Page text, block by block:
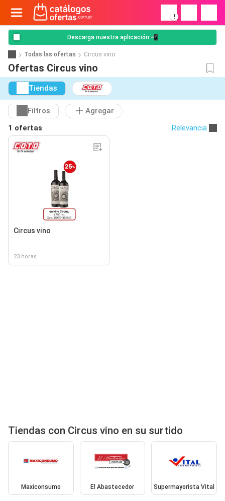
!
Descarga nuestra aplicación 📲
Todas las ofertas Circus vino
Ofertas Circus vino
Tiendas
Filtros
Agregar
1 ofertas
Relevancia
Circus vino
23 horas
Tiendas con Circus vino en su surtido
Maxiconsumo El Abastecedor Supermayorista Vital